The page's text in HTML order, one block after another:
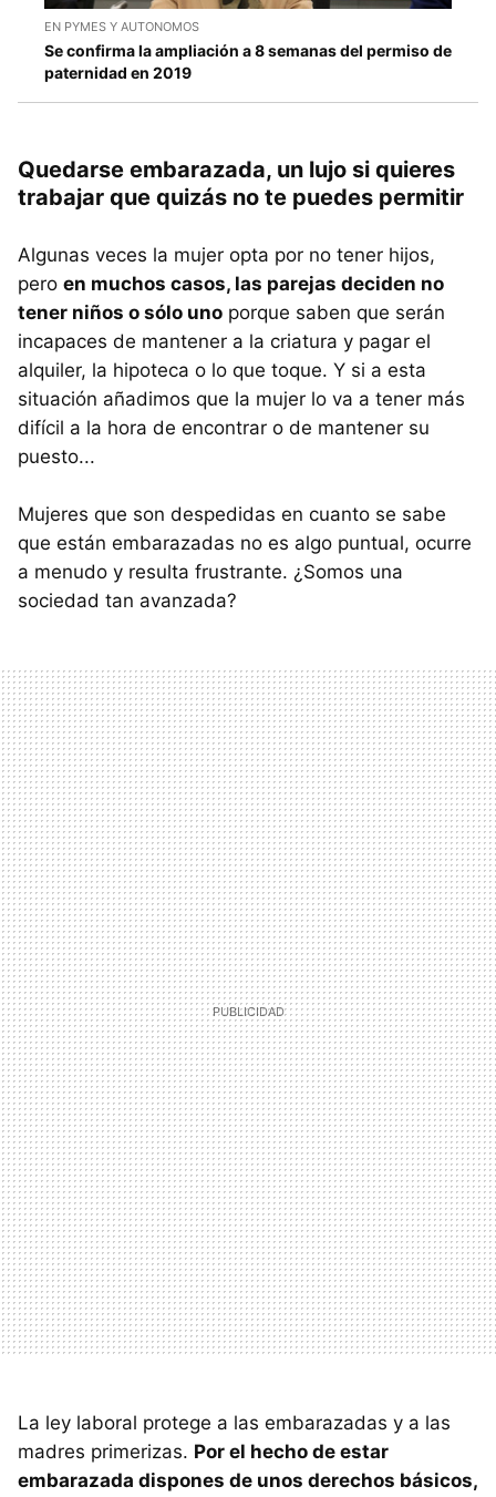
EN PYMES Y AUTONOMOS
Se confirma la ampliación a 8 semanas del permiso de
paternidad en 2019
Quedarse embarazada, un lujo si quieres
trabajar que quizás no te puedes permitir
Algunas veces la mujer opta por no tener hijos,
pero en muchos casos, las parejas deciden no
tener niños o sólo uno porque saben que serán
incapaces de mantener a la criatura y pagar el
alquiler, la hipoteca o lo que toque. Y si a esta
situación añadimos que la mujer lo va a tener más
difícil a la hora de encontrar o de mantener su
puesto...
Mujeres que son despedidas en cuanto se sabe
que están embarazadas no es algo puntual, ocurre
a menudo y resulta frustrante. ¿Somos una
sociedad tan avanzada?
La ley laboral protege a las embarazadas y a las
madres primerizas. Por el hecho de estar
embarazada dispones de unos derechos básicos,